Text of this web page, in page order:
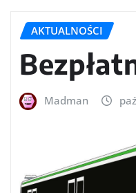
AKTUALNOŚCI
Madman